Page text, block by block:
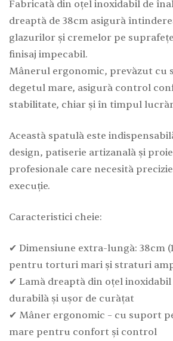
Fabricată din oțel inoxidabil de
dreaptă de 38cm asigură
glazurilor și cremelor pe
finisaj impecabil.
Mânerul ergonomic, prevăzut cu
degetul mare, asigură control
stabilitate, chiar și în timpul
Această spatulă este
design, patiserie artizanală și
profesionale care necesită
execuție.
Caracteristici cheie:
✔ Dimensiune extra-lungă: 38cm
pentru torturi mari și straturi
✔ Lamă dreaptă din oțel inoxidabil
durabilă și ușor de curățat
✔ Mâner ergonomic – cu suport
mare pentru confort și control